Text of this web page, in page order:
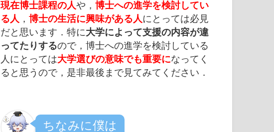
現在博士課程の人や， 博士への進学を検討してい
る人 ， 博士の生活に興味がある人 にとっては必見
だと思います．特に大学によって支援の内容が違
ってたりするので，博士への進学を検討している
人にとっては大学選びの意味でも重要になってく
ると思うので，是非最後まで見てみてください．
ちなみに僕は